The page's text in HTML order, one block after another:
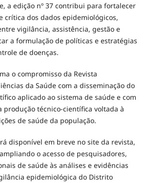
a edição nº 37 contribui para fortalecer
crítica dos dados epidemiológicos,
vigilância, assistência, gestão e
a formulação de políticas e estratégias
de doenças.
o compromisso da Revista
da Saúde com a disseminação do
aplicado ao sistema de saúde e com
produção técnico-científica voltada à
de saúde da população.
disponível em breve no site da revista,
o acesso de pesquisadores,
de saúde às análises e evidências
epidemiológica do Distrito